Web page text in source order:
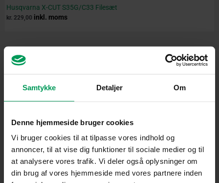
Samtykke Detaljer Om
Denne hjemmeside bruger cookies
Vi bruger cookies til at tilpasse vores indhold og
annoncer, til at vise dig funktioner til sociale medier og til
at analysere vores trafik. Vi deler også oplysninger om
din brug af vores hjemmeside med vores partnere inden
Husqvarna X-CUT S35G/C33 Filesæt
kr. 229,00 inkl. moms